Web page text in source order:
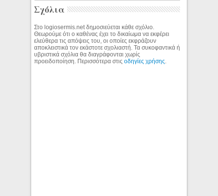
Σχόλια
Στο logiosermis.net δημοσιεύεται κάθε σχόλιο.
Θεωρούμε ότι ο καθένας έχει το δικαίωμα να εκφέρει
ελεύθερα τις απόψεις του, οι οποίες εκφράζουν
αποκλειστικά τον εκάστοτε σχολιαστή. Τα συκοφαντικά ή
υβριστικά σχόλια θα διαγράφονται χωρίς
προειδοποίηση. Περισσότερα στιςοδηγίες χρήσης